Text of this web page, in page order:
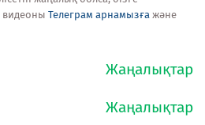
видеоны Телеграм арнамызға және